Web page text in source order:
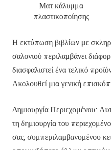
Ματ κάλυμμα
πλαστικοποίησης
Η εκτύπωση βιβλίων με
σαλονιού περιλαμβάνει
διασφαλιστεί ένα τελικό
Ακολουθεί μια γενική
Δημιουργία Περιεχομένου:
τη δημιουργία του
σας, συμπεριλαμβανομένου